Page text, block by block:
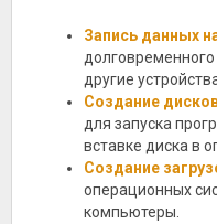
Запись данных
другие
Создание
для запуска
вставке диска в
Создание
операционных
компьютеры.